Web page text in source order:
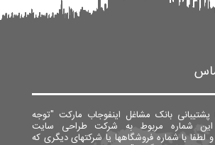
بانک مشاغل اینفوجاب مارکت "توجه
این شماره مربوط به شرکت طراحی سایت
لطفا با شماره فروشگاهها یا شرکتهای دیگری که